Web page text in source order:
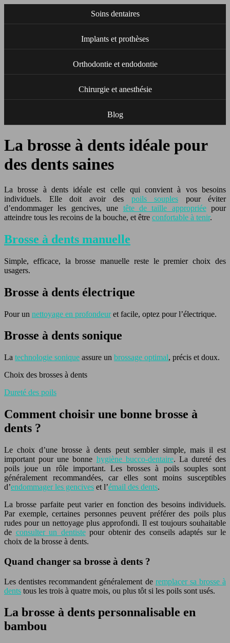
Soins dentaires
Implants et prothèses
Orthodontie et endodontie
Chirurgie et anesthésie
Blog
La brosse à dents idéale pour
des dents saines
La brosse à dents idéale est celle qui convient à vos besoins
individuels. Elle doit avoir des poils souples pour éviter
d’endommager les gencives, une tête de taille appropriéepour
atteindre tous les recoins de la bouche, et être confortable à tenir.
Brosse à dents manuelle
Simple, efficace, la brosse manuelle reste le premier choix des
usagers.
Brosse à dents électrique
Pour un nettoyage en profondeuret facile, optez pour l’électrique.
Brosse à dents sonique
La technologie sonique assure un brossage optimal, précis et doux.
Choix des brosses à dents
Dureté des poils
Comment choisir une bonne brosse à
dents ?
Le choix d’une brosse à dents peut sembler simple, mais il est
important pour une bonne hygiène bucco-dentaire. La dureté des
poils joue un rôle important. Les brosses à poils souples sont
généralement recommandées, car elles sont moins susceptibles
d’endommager les gencives et l’émail des dents.
La brosse parfaite peut varier en fonction des besoins individuels.
Par exemple, certaines personnes peuvent préférer des poils plus
rudes pour un nettoyage plus approfondi. Il est toujours souhaitable
de consulter un dentistepour obtenir des conseils adaptés sur le
choix de la brosse à dents.
Quand changer sa brosse à dents ?
Les dentistes recommandent généralement de remplacer sa brosse à
dents tous les trois à quatre mois, ou plus tôt si les poils sont usés.
La brosse à dents personnalisable en
bambou